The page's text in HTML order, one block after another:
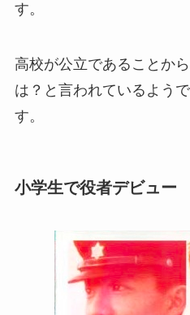
す。
高校が公立であることか
は？と言われているよう
す。
小学生で役者デビュー